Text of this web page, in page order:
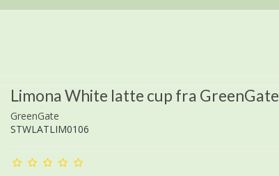
Limona White latte cup fra GreenGate
GreenGate
STWLATLIM0106